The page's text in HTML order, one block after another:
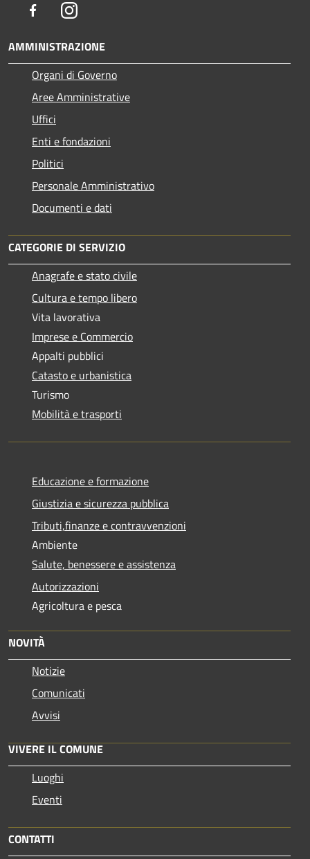
FacebookInstagram
AMMINISTRAZIONE
Organi di Governo
Aree Amministrative
Uffici
Enti e fondazioni
Politici
Personale Amministrativo
Documenti e dati
CATEGORIE DI SERVIZIO
Anagrafe e stato civile
Cultura e tempo libero
Vita lavorativa
Imprese e Commercio
Appalti pubblici
Catasto e urbanistica
Turismo
Mobilità e trasporti
Educazione e formazione
Giustizia e sicurezza pubblica
Tributi,finanze e contravvenzioni
Ambiente
Salute, benessere e assistenza
Autorizzazioni
Agricoltura e pesca
NOVITÀ
Notizie
Comunicati
Avvisi
VIVERE IL COMUNE
Luoghi
Eventi
CONTATTI